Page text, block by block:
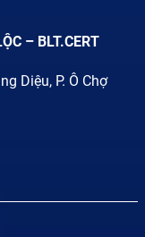
– BLT.CERT
Diệu, P. Ô Chợ